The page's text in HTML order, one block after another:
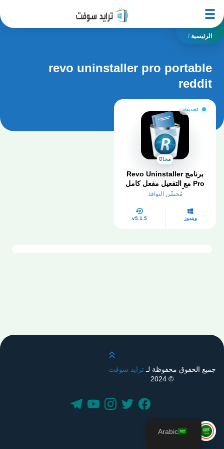
الرئيسية /
revo uninstaller pro portable
reddit
تحديث
مجانًا
برنامج Revo Uninstaller
Pro مع التفعيل مفعل كامل
مجاناً – الدليل الشامل
مُحسِّن النوافذ
ويندوز v5.1.5
قم بالتمرير لأعلى
جميع الحقوق محفوظة لـترايد سوفت
© 2024
Arabic